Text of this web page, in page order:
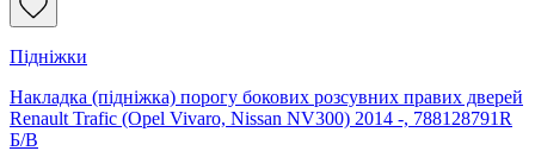
Підніжки
Накладка (підніжка) порогу бокових розсувних правих дверей
Renault Trafic (Opel Vivaro, Nissan NV300) 2014 -, 788128791R
Б/В